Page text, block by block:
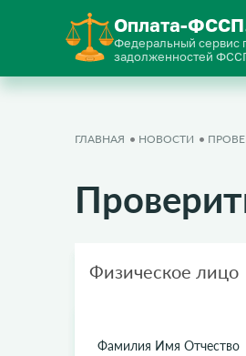
Оплата-ФССП
Федеральный сервис
задолженностей
ГЛАВНАЯ НОВОСТИ
Физическое лицо
Фамилия Имя Отчество